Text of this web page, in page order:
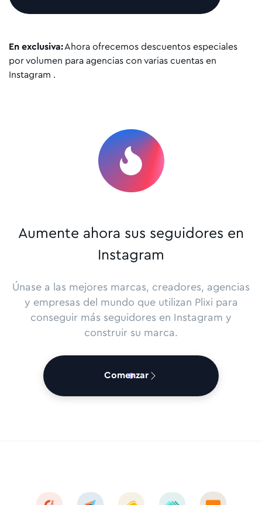
En exclusiva:Ahora ofrecemos descuentos especiales
por volumen para agencias con varias cuentas en
Instagram .
Aumente ahora sus seguidores en
Instagram
Únase a las mejores marcas, creadores, agencias
y empresas del mundo que utilizan Plixi para
conseguir más seguidores en Instagram y
construir su marca.
Comenzar